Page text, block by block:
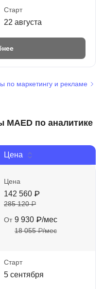
Старт
22 августа
по маркетингу и рекламе
по аналитике
Цена
Цена
142 560 ₽
285 120 ₽
От 9 930 ₽/мес
18 055 ₽/мес
Старт
5 сентября